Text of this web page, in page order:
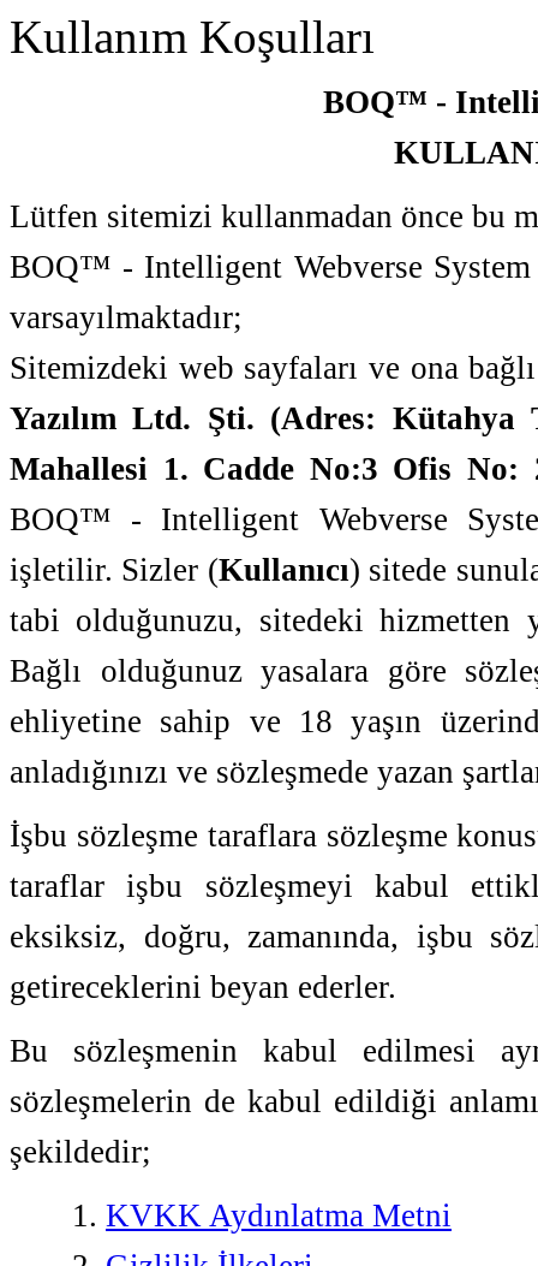
Kullanım Koşulları
BOQ™ -
Lütfen sitemizi kullanmadan önce bu
BOQ™ - Intelligent Webverse System
varsayılmaktadır;
Sitemizdeki web sayfaları ve ona
Yazılım Ltd. Şti. (Adres: Kütahya
Mahallesi 1. Cadde No:3 Ofis
BOQ™ - Intelligent Webverse
işletilir. Sizler (Kullanıcı) sitede
tabi olduğunuzu, sitedeki hizmetten
Bağlı olduğunuz yasalara göre
ehliyetine sahip ve 18 yaşın
anladığınızı ve sözleşmede yazan
İşbu sözleşme taraflara sözleşme
taraflar işbu sözleşmeyi kabul
eksiksiz, doğru, zamanında, işbu
getireceklerini beyan ederler.
Bu sözleşmenin kabul edilmesi
sözleşmelerin de kabul edildiği
şekildedir;
KVKK Aydınlatma Metni